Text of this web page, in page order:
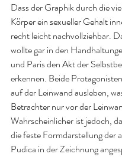
Dass der Graphik durch die
Körper ein sexueller Gehalt
recht leicht nachvollziehbar.
wollte gar in den
und Paris den Akt der
erkennen. Beide
auf der Leinwand ausleben,
Betrachter nur vor der
Wahrscheinlicher ist jedoch,
die feste Formdarstellung der
Pudica in der Zeichnung